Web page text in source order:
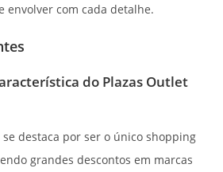
envolver com cada detalhe.
do Plazas Outlet
se destaca por ser o único shopping
grandes descontos em marcas